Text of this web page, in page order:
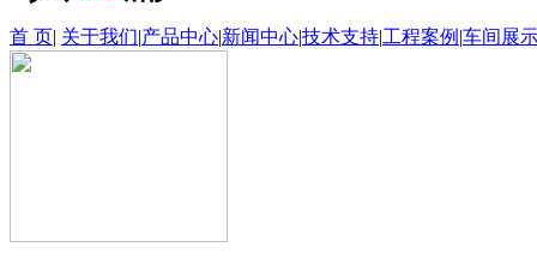
首 页| 关于我们|产品中心|新闻中心|技术支持|工程案例 |车间展